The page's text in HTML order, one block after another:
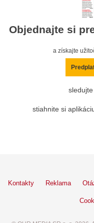
Objednajte si
a získajte
stiahnite si
Kontakty Reklama